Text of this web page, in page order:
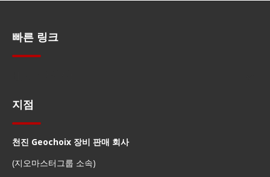
빠른 링크
지점
천진 Geochoix 장비 판매 회사
(지오마스터그룹 소속)